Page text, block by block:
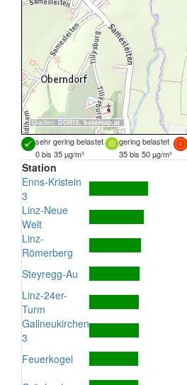
Quellen: DORIS, basemap.at
sehr gering belastet gering belastet
0 bis 35 µg/m³
35 bis 50 µg/m³
Station
Enns-Kristein
3
Linz-Neue
Welt
Linz-
Römerberg
Steyregg-Au
Linz-24er-
Turm
Gallneukirchen
3
Feuerkogel